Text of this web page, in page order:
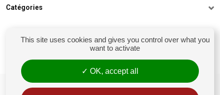
Catégories
Mon compte
siret : 81238106900028
This site uses cookies and gives you control over what you
want to activate
OK, accept all